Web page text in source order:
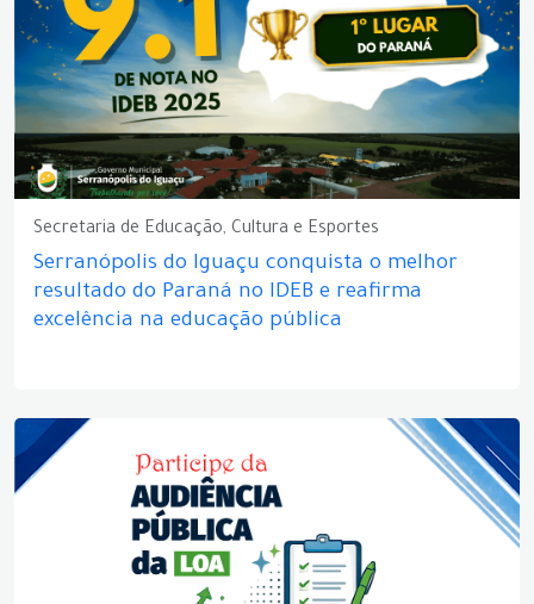
Secretaria de Educação, Cultura e Esportes
Serranópolis do Iguaçu conquista o melhor
resultado do Paraná no IDEB e reafirma
excelência na educação pública